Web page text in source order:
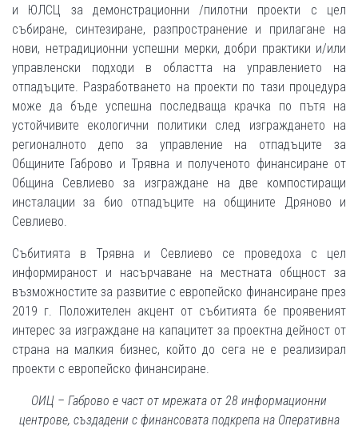
и ЮЛСЦ за демонстрационни /пилотни проекти с цел
събиране, синтезиране, разпространение и прилагане на
нови, нетрадиционни успешни мерки, добри практики и/или
управленски подходи в областта на управлението на
отпадъците. Разработването на проекти по тази процедура
може да бъде успешна последваща крачка по пътя на
устойчивите екологични политики след изграждането на
регионалното депо за управление на отпадъците за
Общините Габрово и Трявна и полученото финансиране от
Община Севлиево за изграждане на две компостиращи
инсталации за био отпадъците на общините Дряново и
Севлиево.
Събитията в Трявна и Севлиево се проведоха с цел
информираност и насърчаване на местната общност за
възможностите за развитие с европейско финансиране през
2019 г. Положителен акцент от събитията бе проявеният
интерес за изграждане на капацитет за проектна дейност от
страна на малкия бизнес, който до сега не е реализирал
проекти с европейско финансиране.
ОИЦ – Габрово е част от мрежата от 28 информационни
центрове, създадени с финансовата подкрепа на Оперативна